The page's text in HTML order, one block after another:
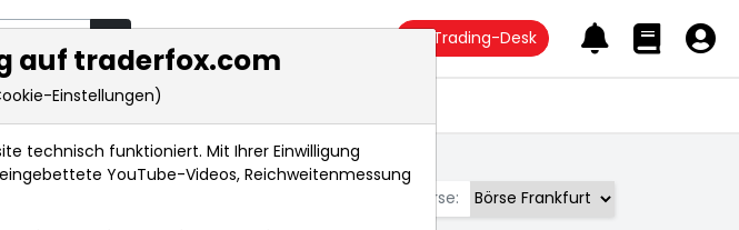
Trading-Desk
Realtimekurse Nachrichten
Börse:
auf traderfox.com
Einstellungen)
technisch funktioniert. Mit Ihrer Einwilligung
YouTube-Videos, Reichweitenmessung